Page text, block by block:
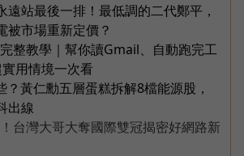
遠站最後一排！最低調的二代鄭平，
被市場重新定價？
整教學｜幫你讀Gmail、自動跑完工
用情境一次看
？黃仁勳五層蛋糕拆解8檔能源股，
出線
台灣大哥大奪國際雙冠揭密好網路新